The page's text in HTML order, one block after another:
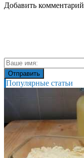
Добавить комментарий
Популярные статьи